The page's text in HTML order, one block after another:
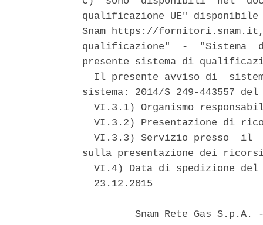
qualificazione UE"
Snam https://
qualificazione"  -  "Sistema
presente sistema di
Il presente avviso di
sistema: 2014/S 249-443557
VI.3.1) Organismo
VI.3.2) Presentazione di
VI.3.3) Servizio presso  il
sulla presentazione dei
VI.4) Data di spedizione
  23.12.2015
Snam Rete Gas S.p.A.